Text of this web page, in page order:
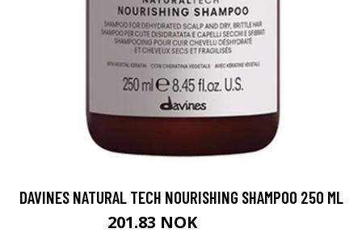
DAVINES NATURAL TECH NOURISHING SHAMPOO 250 ML
201.83 NOK